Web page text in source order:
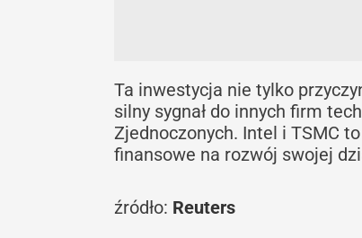
Ta inwestycja nie tylko
silny sygnał do innych firm
Zjednoczonych. Intel i TSMC
finansowe na rozwój swojej
źródło: Reuters